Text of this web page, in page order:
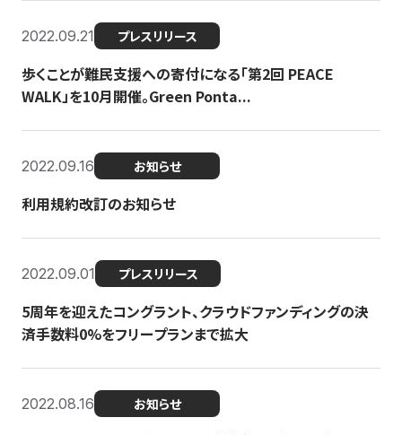
2022.09.21 プレスリリース
歩くことが難民支援への寄付になる「第2回 PEACE
WALK」を10月開催。Green Ponta...
2022.09.16 お知らせ
利用規約改訂のお知らせ
2022.09.01 プレスリリース
5周年を迎えたコングラント、クラウドファンディングの決
済手数料0%をフリープランまで拡大
2022.08.16 お知らせ